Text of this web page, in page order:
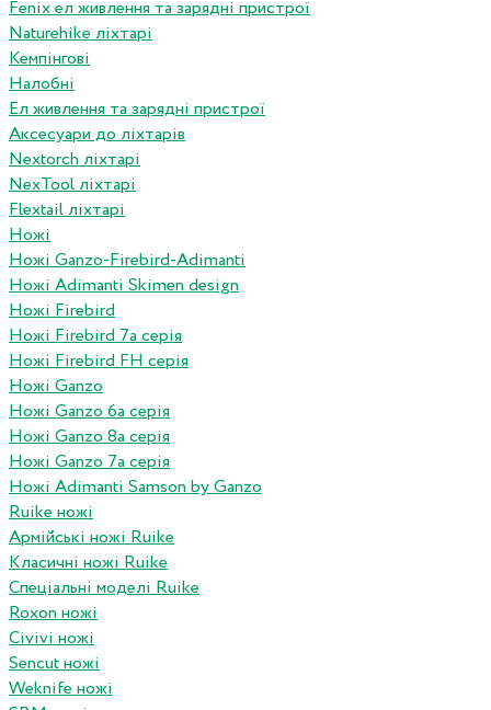
Fenix ел живлення та зарядні пристрої
Naturehike ліхтарі
Кемпінгові
Налобні
Ел живлення та зарядні пристрої
Аксесуари до ліхтарів
Nextorch ліхтарі
NexTool ліхтарі
Flextail ліхтарі
Ножі
Ножі Ganzo-Firebird-Adimanti
Ножі Adimanti Skimen design
Ножі Firebird
Ножі Firebird 7а серія
Ножі Firebird FH серія
Ножі Ganzo
Ножі Ganzo 6а серія
Ножі Ganzo 8а серія
Ножі Ganzo 7а серія
Ножі Adimanti Samson by Ganzo
Ruike ножі
Армійські ножі Ruike
Класичні ножі Ruike
Спеціальні моделі Ruike
Roxon ножi
Civivi ножі
Sencut ножі
Weknife ножі